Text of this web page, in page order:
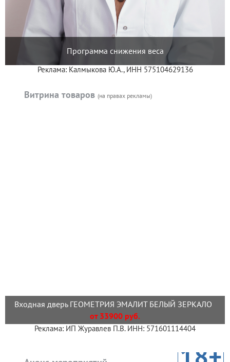
Программа снижения веса
Реклама: Калмыкова Ю.А., ИНН 575104629136
Витрина товаров (на правах рекламы)
Входная дверь ГЕОМЕТРИЯ ЭМАЛИТ БЕЛЫЙ ЗЕРКАЛО
от 33900 руб.
Реклама: ИП Журавлев П.В. ИНН: 571601114404